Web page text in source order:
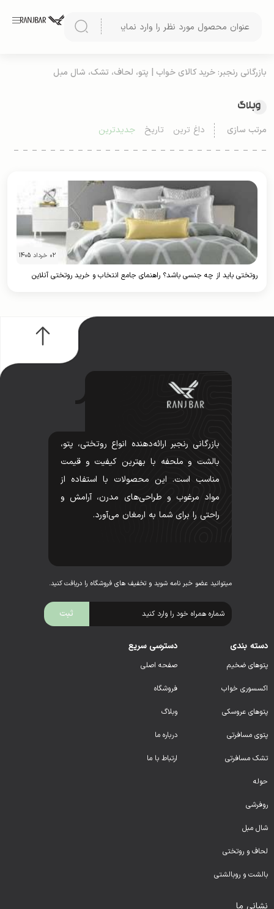
بازرگانی رنجبر: خرید کالای خواب | پتو، لحاف، تشک، شال مبل
وبلاگ
مرتب سازی داغ ترین تاریخ جدیدترین
02 خرداد 1405
روتختی باید از چه جنسی باشد؟ راهنمای جامع انتخاب و خرید روتختی آنلاین
بازرگانی رنجبر ارائه‌دهنده انواع روتختی، پتو،
بالشت و ملحفه با بهترین کیفیت و قیمت
مناسب است. این محصولات با استفاده از
مواد مرغوب و طراحی‌های مدرن، آرامش و
راحتی را برای شما به ارمغان می‌آورد.
میتوانید عضو خبر نامه شوید و تخفیف های فروشگاه را دریافت کنید.
دسته بندی
پتوهای ضخیم
اکسسوری خواب
پتوهای عروسکی
پتوی مسافرتی
تشک مسافرتی
حوله
روفرشی
شال مبل
لحاف و روتختی
بالشت و روبالشتی
دسترسی سریع
صفحه اصلی
فروشگاه
وبلاگ
درباره ما
ارتباط با ما
نشانی ما